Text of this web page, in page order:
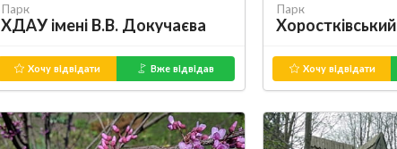
Парк
ХДАУ імені В.В. Докучаєва
Хочу відвідати Вже відвідав
Парк
Хоростківський
Хочу відвідати